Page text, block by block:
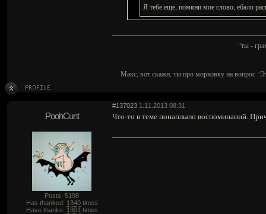
Я тебе еще, помяни мое слово, ебало
"ты -
Макс, вот скажи, ты про морковку на вопрос
#137023 1.11.2013 08:31
PoohCunt
Posts: 5198
Has thanked: 1340times
Have thanks: 1301 times
Что-то в теме понаплыло воспоминаний.